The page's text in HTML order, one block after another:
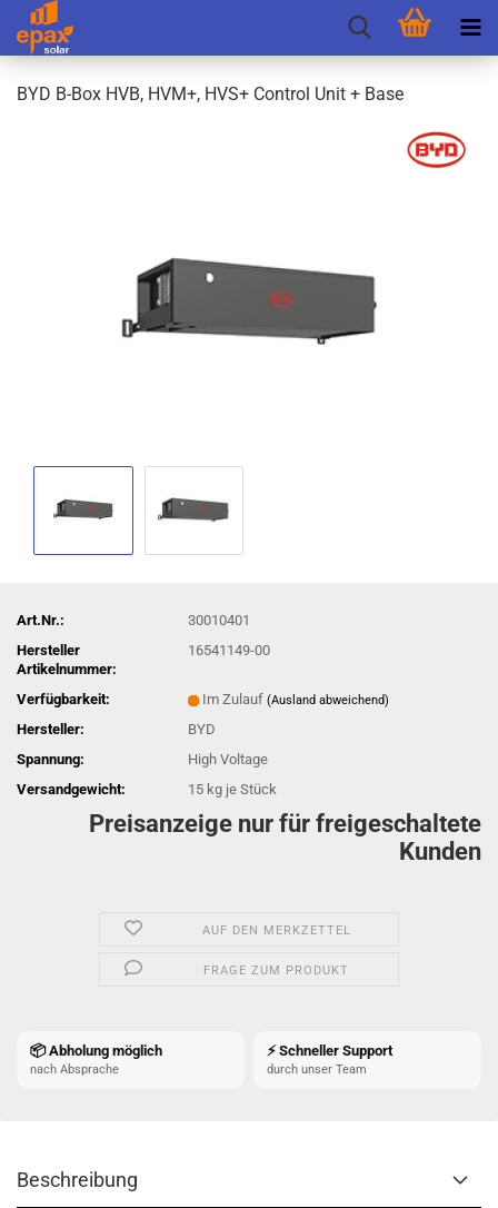
BYD B-Box HVB, HVM+, HVS+ Con­trol Unit + Base
Art.Nr.:
30010401
Hersteller
Artikelnummer:
16541149-00
Verfügbarkeit: Im Zulauf (Ausland abweichend)
Hersteller:
BYD
Spannung:
High Voltage
Versandgewicht:
15 kg je Stück
Preisanzeige nur für freigeschaltete
Kunden
AUF DEN MERKZETTEL
FRAGE ZUM PRODUKT
📦 Abholung möglich
nach Absprache
⚡ Schneller Support
durch unser Team
Beschreibung